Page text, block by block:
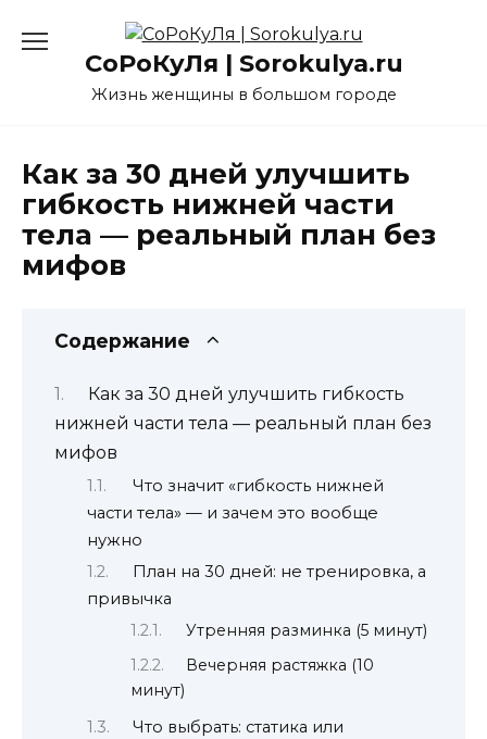
содержаниюСоРоКуЛя | Sorokulya.ru
Жизнь женщины в большом городе
Как за 30 дней улучшить
гибкость нижней части
тела — реальный план без
мифов
Содержание
Как за 30 дней улучшить гибкость
нижней части тела — реальный план без
мифов
Что значит «гибкость нижней
части тела» — и зачем это вообще
нужно
План на 30 дней: не тренировка, а
привычка
Утренняя разминка (5 минут)
Вечерняя растяжка (10
минут)
Что выбрать: статика или